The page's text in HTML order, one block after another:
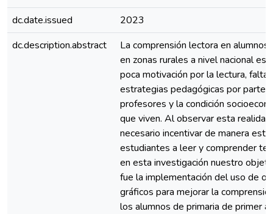
dc.date.issued
2023
dc.description.abstract
La comprensión lectora en alumnos
en zonas rurales a nivel nacional es
poca motivación por la lectura, falta
estrategias pedagógicas por parte
profesores y la condición
que viven. Al observar esta
necesario incentivar de manera
estudiantes a leer y comprender
en esta investigación nuestro
fue la implementación del uso de
gráficos para mejorar la
los alumnos de primaria de primer